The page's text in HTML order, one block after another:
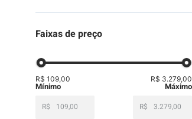
Faixas de preço
R$ R$
R$ 109,00 R$ 3.279,00